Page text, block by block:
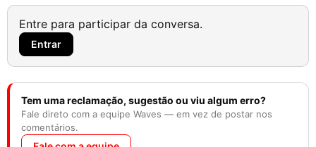
Entre para participar da conversa.
Entrar
Tem uma reclamação, sugestão ou viu algum erro?
Fale direto com a equipe Waves — em vez de postar nos
comentários.